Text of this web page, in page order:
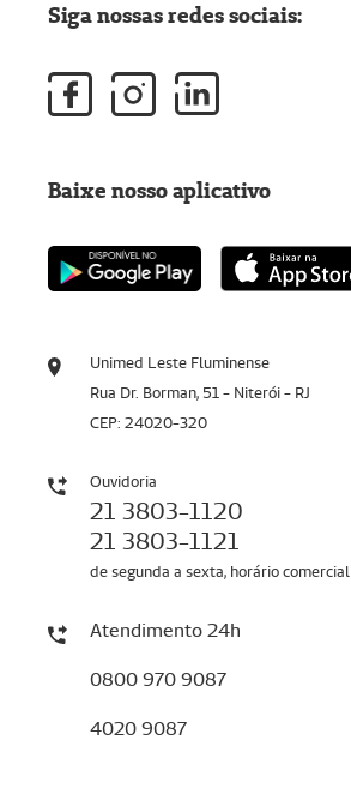
Unimed Leste Fluminense
Rua Dr. Borman, 51 - Niterói - RJ
CEP: 24020-320
Ouvidoria
21 3803-1120
21 3803-1121
de segunda a sexta, horário comercial
Atendimento 24h
0800 970 9087
4020 9087
Siga nossas redes sociais:
Baixe nosso aplicativo